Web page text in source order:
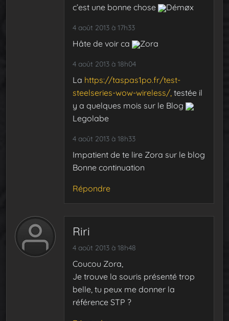
c’est une bonne chose
Démøx
4 août 2013 à 17h33
Hâte de voir ca Zora
4 août 2013 à 18h04
La https://taspas1po.fr/test-
steelseries-wow-wireless/, testée il
y a quelques mois sur le Blog
Legolabe
4 août 2013 à 18h33
Impatient de te lire Zora sur le blog
Bonne continuation
Répondre
Riri
4 août 2013 à 18h48
Coucou Zora,
Je trouve la souris présenté trop
belle, tu peux me donner la
référence STP ?